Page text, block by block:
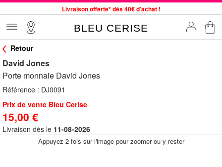
Livraison offerte* dès 40€ d'achat !
Commande avant 12h expédiée le jour même, du lundi au vendredi
Jusqu'à -75% sur le site du 29/07 au 27/08
Samsonite, Delsey, American Tourister, Little Marcel à Prix Bas
BLEU CERISE
Retour
David Jones
Porte monnaie David Jones
Référence : DJ0091
Prix de vente Bleu Cerise
15,00 €
Livraison dès le 11-08-2026
Appuyez 2 fois sur l'image pour zoomer ou y rester